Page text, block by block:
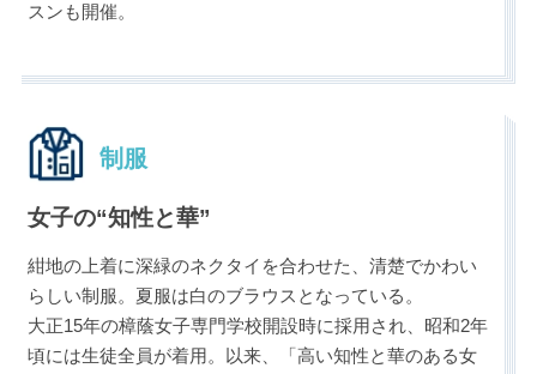
スンも開催。
制服
女子の“知性と華”
紺地の上着に深緑のネクタイを合わせた、清楚でかわい
らしい制服。夏服は白のブラウスとなっている。
大正15年の樟蔭女子専門学校開設時に採用され、昭和2年
頃には生徒全員が着用。以来、「高い知性と華のある女